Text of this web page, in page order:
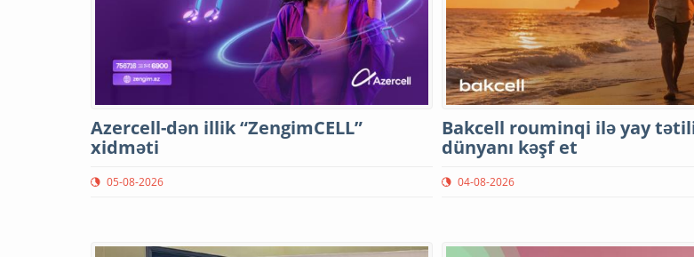
Azercell-dən illik “ZengimCELL”
xidməti
05-08-2026
Bakcell rouminqi ilə yay
dünyanı kəşf et
04-08-2026